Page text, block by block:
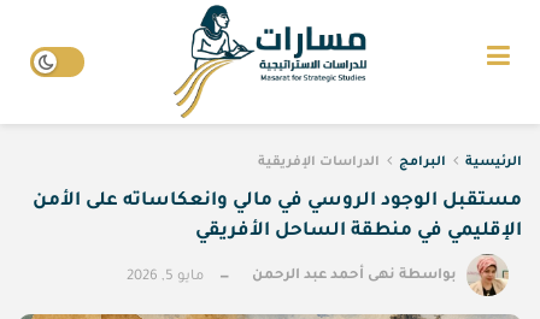
الرئيسية البرامج الدراسات الإفريقية
مستقبل الوجود الروسي في مالي وانعكاساته على الأمن
الإقليمي في منطقة الساحل الأفريقي
بواسطة نهى أحمد عبد الرحمن مايو 5, 2026